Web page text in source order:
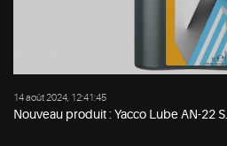
14 août 2024, 12:41:45
Nouveau produit : Yacco Lube AN-22 S...